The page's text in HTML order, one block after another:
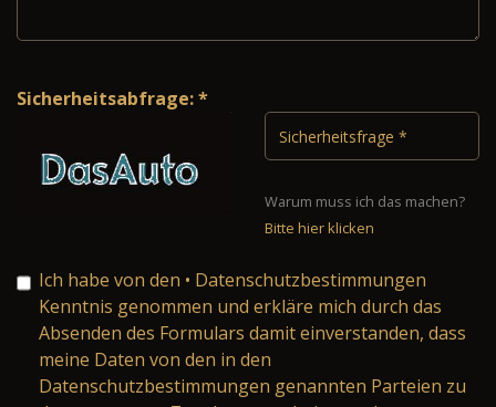
Sicherheitsabfrage: *
Warum muss ich das machen?
Bitte hier klicken
Ich habe von den • Datenschutzbestimmungen
Kenntnis genommen und erkläre mich durch das
Absenden des Formulars damit einverstanden, dass
meine Daten von den in den
Datenschutzbestimmungen genannten Parteien zu